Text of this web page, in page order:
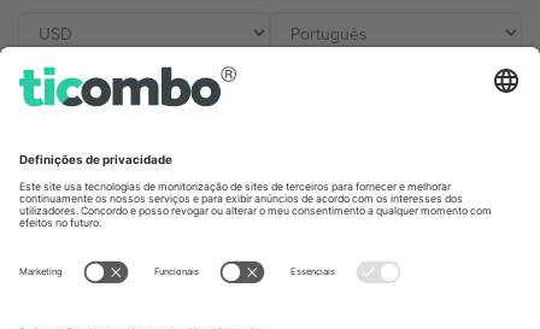
Germany
Unter den Linden 24, 10117
Berlin, Germany
167 City Road, London, Greater